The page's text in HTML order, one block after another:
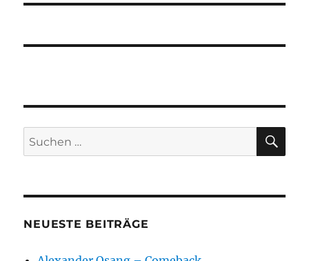
Suchen
nach:
NEUESTE BEITRÄGE